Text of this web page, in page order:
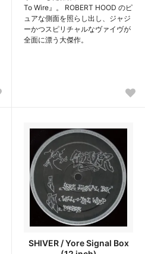
To Wire』。 ROBERT HOOD のピ
ュアな側面を照らし出し、ジャジ
ーかつスピリチャルなヴァイヴが
全面に漂う大傑作。
SHIVER / Yore Signal Box